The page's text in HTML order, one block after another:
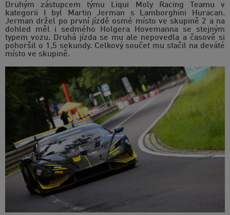
Druhým zástupcem týmu Liqui Moly Racing Teamu v
kategorii I byl Martin Jerman s Lamborghini Huracan.
Jerman držel po první jízdě osmé místo ve skupině 2 a na
dohled měl i sedmého Holgera Hovemanna se stejným
typem vozu. Druhá jízda se mu ale nepovedla a časově si
pohoršil o 1,5 sekundy. Celkový součet mu stačil na deváté
místo ve skupině.